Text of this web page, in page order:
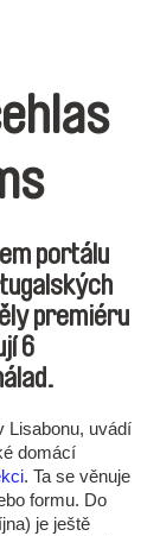
portálu
premiéru
6
Lisabonu, uvádí
domácí
. Ta se věnuje
formu. Do
je ještě